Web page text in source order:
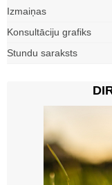
Izmaiņas
Konsultāciju grafiks
Stundu saraksts